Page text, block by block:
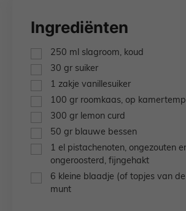
Ingrediënten
▢
250 ml slagroom, koud
▢
30 gr suiker
▢1 zakje vanillesuiker
▢100 gr roomkaas, op
▢
300 gr lemon curd
▢
50 gr blauwe bessen
▢1 el pistachenoten, ongezouten
ongeroosterd, fijngehakt
▢
6 kleine blaadje (of topjes van
munt